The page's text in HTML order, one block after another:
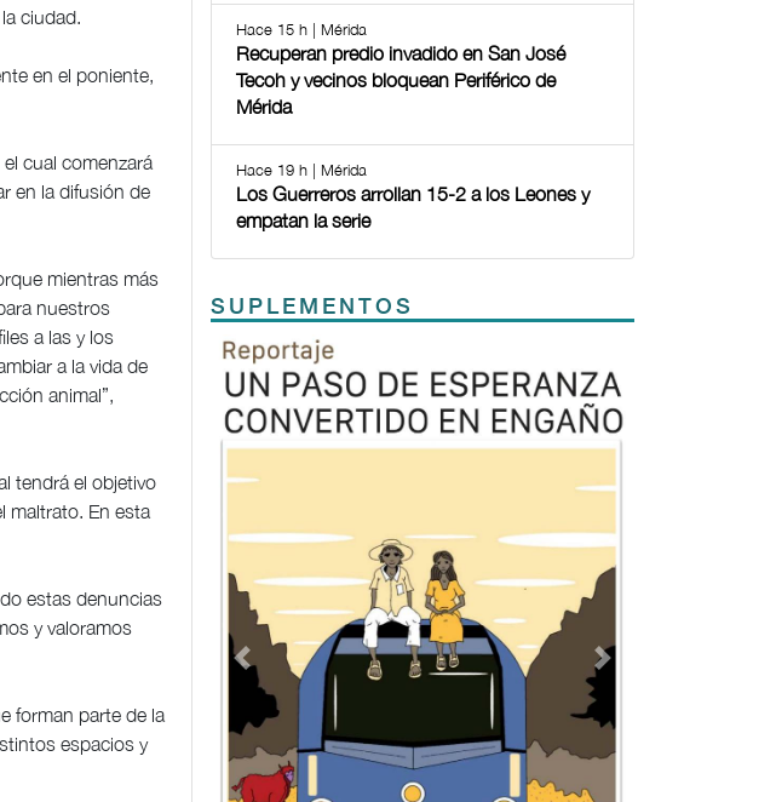
ciudad.
en el poniente,
cual comenzará
en la difusión de
mientras más
nuestros
a las y los
a la vida de
animal”,
tendrá el objetivo
maltrato. En esta
estas denuncias
y valoramos
forman parte de la
espacios y
Hace 15 h | Mérida
Recuperan predio invadido en San José
Tecoh y vecinos bloquean Periférico de
Mérida
Hace 19 h | Mérida
Los Guerreros arrollan 15-2 a los Leones y
empatan la serie
SUPLEMENTOS
Previous Next